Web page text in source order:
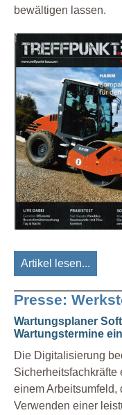
bewältigen lassen.
Artikel lesen...
Presse:
Wartungsplaner
Wartungstermine
Die Digitalisierung
einem Arbeitsumfeld,
Verwenden einer